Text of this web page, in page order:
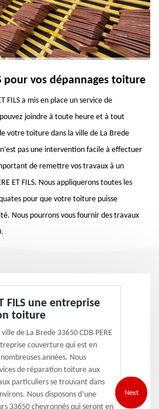
pour vos dépannages toiture
FILS a mis en place un service de
joindre à toute heure et à tout
votre toiture dans la ville de La Brede
pas une intervention facile à effectuer
de remettre vos travaux à un
ET FILS. Nous appliquerons toutes les
pour que votre toiture puisse
Nous pourrons vous fournir des travaux
FILS une entreprise
toiture
de La Brede 33650 CDB PERE
couverture qui est en
années. Nous
de réparation toiture aux
particuliers se trouvant dans
Nous disposons d’une
33650 chevronnés qui seront en
Next